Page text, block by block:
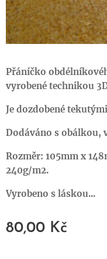
Přáníčko
vyrobené technikou
Je dozdobené
Dodáváno s obálkou,
Rozměr: 105mm x
240g/m2.
Vyrobeno s láskou...
80,00 Kč